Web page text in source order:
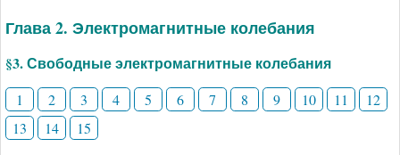
Глава 2. Электромагнитные колебания
§3. Свободные электромагнитные колебания
1 2 3 4 5 6 7 8 9 10 11
12
13
14 15